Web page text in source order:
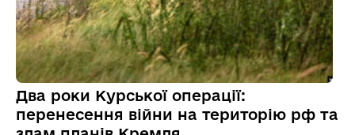
Два роки Курської операції:
перенесення війни на територію рф та